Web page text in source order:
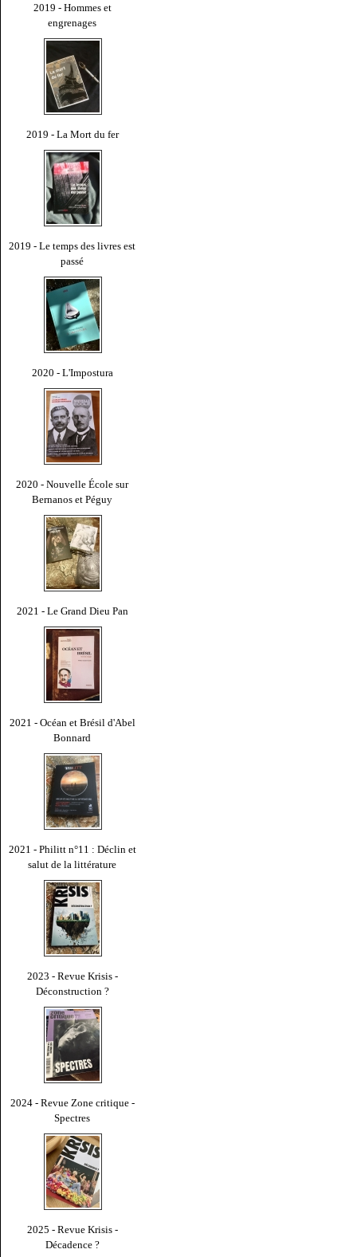
2019 - Hommes et
engrenages
2019 - La Mort du fer
2019 - Le temps des livres est
passé
2020 - L'Impostura
2020 - Nouvelle École sur
Bernanos et Péguy
2021 - Le Grand Dieu Pan
2021 - Océan et Brésil d'Abel
Bonnard
2021 - Philitt n°11 : Déclin et
salut de la littérature
2023 - Revue Krisis -
Déconstruction ?
2024 - Revue Zone critique -
Spectres
2025 - Revue Krisis -
Décadence ?